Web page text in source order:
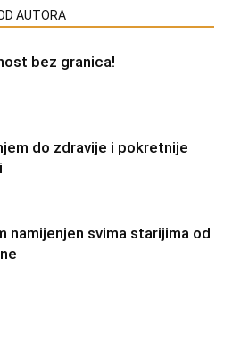
AUTORA
bez granica!
do zdravije i pokretnije
namijenjen svima starijima od